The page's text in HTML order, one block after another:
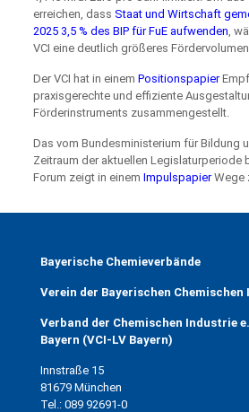
erreichen, dass Staat und Wirtschaft
2025 3,5 % des BIP für FuE aufwenden,
VCI eine deutlich größeres
Der VCI hat in einem Positionspapier
praxisgerechte und effiziente
Förderinstruments zusammengestellt.
Das vom Bundesministerium für Bildung
Zeitraum der aktuellen Legislaturperiode
Forum zeigt in einem Impulspapier Wege
Bayerische Chemieverbände
Verein der Bayerischen Chemischen
Verband der Chemischen Industrie
Bayern (VCI-LV Bayern)
Innstraße 15
81679 München
Tel.: 089 92691-0